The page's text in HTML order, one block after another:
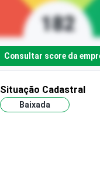
Consultar score da
Situação Cadastral
Baixada